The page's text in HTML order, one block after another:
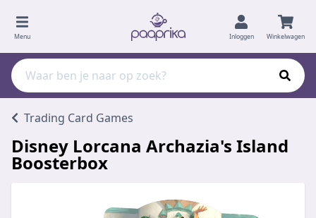
Menu Inloggen Winkelwagen
Trading Card Games
Disney Lorcana Archazia's Island
Boosterbox